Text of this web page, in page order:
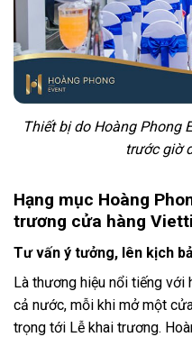
Thiết bị do Hoàng Phong
trước giờ
Hạng mục Hoàng
trương cửa hàng
Tư vấn ý tưởng, lên kịch
Là thương hiệu nổi tiếng với
cả nước, mỗi khi mở một
trọng tới Lễ khai trương.